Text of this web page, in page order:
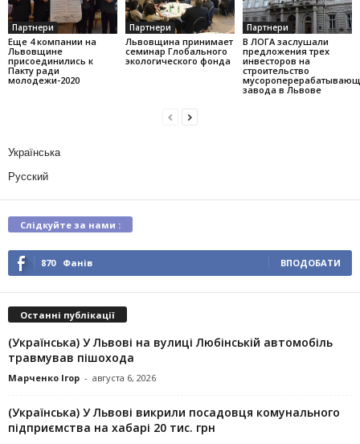
Партнери
Еще 4 компании на
Львовщине
присоединились к
Пакту ради
молодежи-2020
Партнери
Львовщина принимает
семинар Глобального
экологического фонда
Партнери
В ЛОГА заслушали
предложения трех
инвесторов на
строительство
завода в Львове
Українська
Русский
Слідкуйте за нами :
870 Фанів ВПОДОБАТИ
Останні публікації
(Українська) У Львові на вулиці Любінській автомобіль
травмував пішохода
Марченко Ігор - августа 6, 2026
(Українська) У Львові викрили посадовця комунального
підприємства на хабарі 20 тис. грн